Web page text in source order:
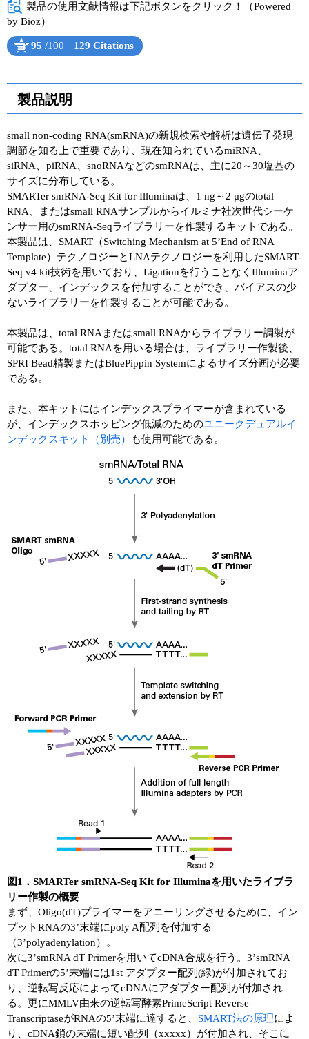
製品の使用文献情報は下記ボタンをクリック！（Powered
by Bioz）
95 /100 129 Citations
製品説明
small non-coding RNA(smRNA)の新規検索や解析は遺伝子発現
調節を知る上で重要であり、現在知られているmiRNA、
siRNA、piRNA、snoRNAなどのsmRNAは、主に20～30塩基の
サイズに分布している。
SMARTer smRNA-Seq Kit for Illuminaは、1 ng～2 μgのtotal
RNA、またはsmall RNAサンプルからイルミナ社次世代シーケ
ンサー用のsmRNA-Seqライブラリーを作製するキットである。
本製品は、SMART（Switching Mechanism at 5’End of RNA
Template）テクノロジーとLNAテクノロジーを利用したSMART-
Seq v4 kit技術を用いており、Ligationを行うことなくIlluminaア
ダプター、インデックスを付加することができ、バイアスの少
ないライブラリーを作製することが可能である。
本製品は、total RNAまたはsmall RNAからライブラリー調製が
可能である。total RNAを用いる場合は、ライブラリー作製後、
SPRI Bead精製またはBluePippin Systemによるサイズ分画が必要
である。
また、本キットにはインデックスプライマーが含まれている
が、インデックスホッピング低減のためのユニークデュアルイ
ンデックスキット（別売）
も使用可能である。
図1．SMARTer smRNA-Seq Kit for Illuminaを用いたライブラ
リー作製の概要
まず、Oligo(dT)プライマーをアニーリングさせるために、イン
プットRNAの3’末端にpoly A配列を付加する
（3’polyadenylation）。
次に3’smRNA dT Primerを用いてcDNA合成を行う。3’smRNA
dT Primerの5’末端には1st アダプター配列(緑)が付加されてお
り、逆転写反応によってcDNAにアダプター配列が付加され
る。更にMMLV由来の逆転写酵素PrimeScript Reverse
TranscriptaseがRNAの5’末端に達すると、 SMART法の原理によ
り、cDNA鎖の末端に短い配列（xxxxx）が付加され、そこに